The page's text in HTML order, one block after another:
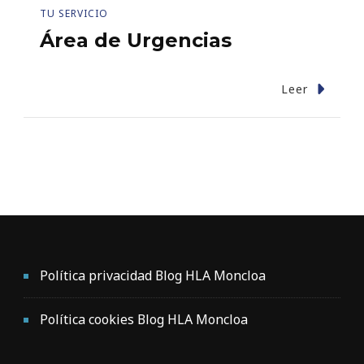
TU SERVICIO
Área de Urgencias
Leer
Política privacidad Blog HLA Moncloa
Política cookies Blog HLA Moncloa